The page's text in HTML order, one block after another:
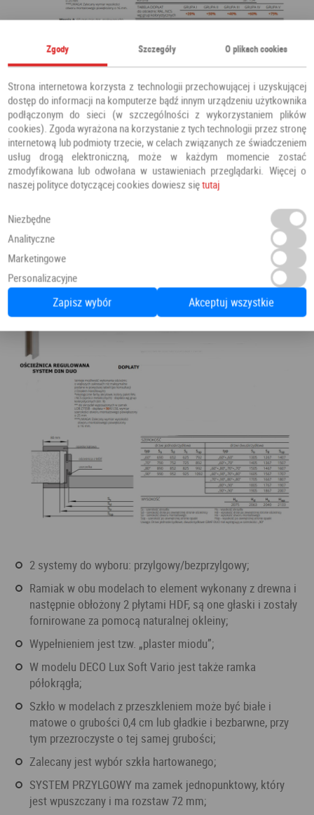
2 systemy do wyboru: przylgowy/bezprzylgowy;
ramiak w obu modelach to element wykonany z drewna i
następnie obłożony 2 płytami HDF, są one głaski i zostały
fornirowane za pomocą naturalnej okleiny;
wypełnieniem jest tzw. „plaster miodu”;
w modelu DECO Lux Soft Vario jest także ramka
półokrągła;
szkło w modelach z przeszkleniem może być białe i
matowe o grubości 0,4 cm lub gładkie i bezbarwne, przy
tym przezroczyste o tej samej grubości;
zalecany jest wybór szkła hartowanego;
SYSTEM PRZYLGOWY ma zamek jednopunktowy, który
jest wpuszczany i ma rozstaw 72 mm;
Zgody Szczegóły O plikach cookies
Strona internetowa korzysta z technologii przechowującej i uzyskującej
dostęp do informacji na komputerze bądź innym urządzeniu użytkownika
podłączonym do sieci (w szczególności z wykorzystaniem plików
cookies). Zgoda wyrażona na korzystanie z tych technologii przez stronę
internetową lub podmioty trzecie, w celach związanych ze świadczeniem
usług drogą elektroniczną, może w każdym momencie zostać
zmodyfikowana lub odwołana w ustawieniach przeglądarki. Więcej o
naszej polityce dotyczącej cookies dowiesz siętutaj
Niezbędne
Analityczne
Marketingowe
Personalizacyjne
Zapisz wybór Akceptuj wszystkie